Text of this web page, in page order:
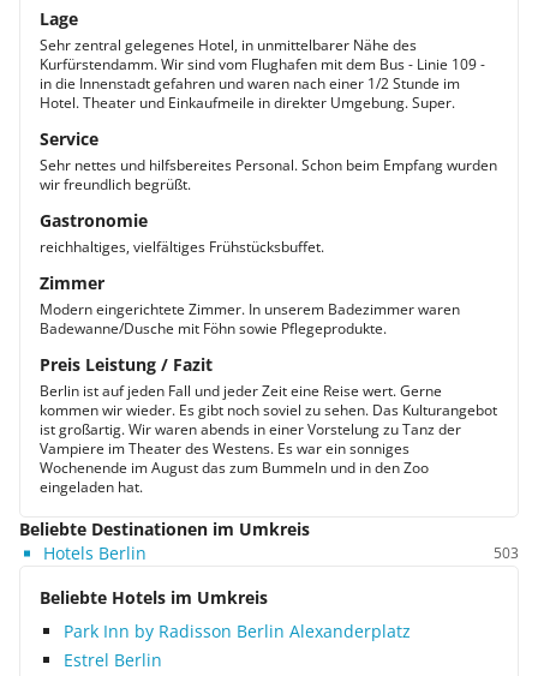
Lage
Sehr zentral gelegenes Hotel, in unmittelbarer Nähe des
Kurfürstendamm. Wir sind vom Flughafen mit dem Bus - Linie 109 -
in die Innenstadt gefahren und waren nach einer 1/2 Stunde im
Hotel. Theater und Einkaufmeile in direkter Umgebung. Super.
Service
Sehr nettes und hilfsbereites Personal. Schon beim Empfang wurden
wir freundlich begrüßt.
Gastronomie
reichhaltiges, vielfältiges Frühstücksbuffet.
Zimmer
Modern eingerichtete Zimmer. In unserem Badezimmer waren
Badewanne/Dusche mit Föhn sowie Pflegeprodukte.
Preis Leistung / Fazit
Berlin ist auf jeden Fall und jeder Zeit eine Reise wert. Gerne
kommen wir wieder. Es gibt noch soviel zu sehen. Das Kulturangebot
ist großartig. Wir waren abends in einer Vorstelung zu Tanz der
Vampiere im Theater des Westens. Es war ein sonniges
Wochenende im August das zum Bummeln und in den Zoo
eingeladen hat.
Beliebte Destinationen im Umkreis
Hotels Berlin
503
Beliebte Hotels im Umkreis
Park Inn by Radisson Berlin Alexanderplatz
Estrel Berlin